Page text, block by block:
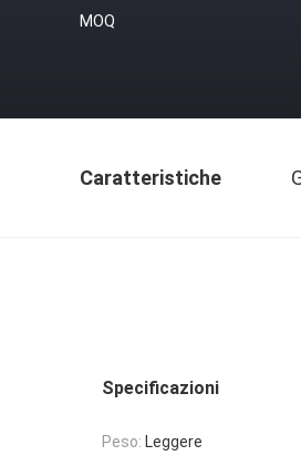
MOQ
Caratteristiche
Specificazioni
Peso: Leggere